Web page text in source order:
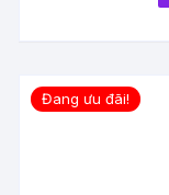
Đang ưu đãi!